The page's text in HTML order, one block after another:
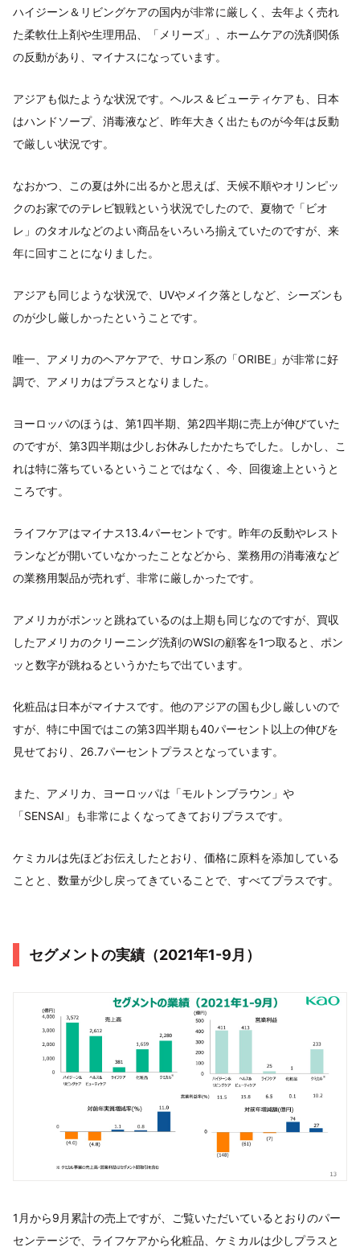
ハイジーン＆リビングケアの国内が非常に厳しく、去年よく売れ
た柔軟仕上剤や生理用品、「メリーズ」、ホームケアの洗剤関係
の反動があり、マイナスになっています。
アジアも似たような状況です。ヘルス＆ビューティケアも、日本
はハンドソープ、消毒液など、昨年大きく出たものが今年は反動
で厳しい状況です。
なおかつ、この夏は外に出るかと思えば、天候不順やオリンピッ
クのお家でのテレビ観戦という状況でしたので、夏物で「ビオ
レ」のタオルなどのよい商品をいろいろ揃えていたのですが、来
年に回すことになりました。
アジアも同じような状況で、UVやメイク落としなど、シーズンも
のが少し厳しかったということです。
唯一、アメリカのヘアケアで、サロン系の「ORIBE」が非常に好
調で、アメリカはプラスとなりました。
ヨーロッパのほうは、第1四半期、第2四半期に売上が伸びていた
のですが、第3四半期は少しお休みしたかたちでした。しかし、こ
れは特に落ちているということではなく、今、回復途上というと
ころです。
ライフケアはマイナス13.4パーセントです。昨年の反動やレスト
ランなどが開いていなかったことなどから、業務用の消毒液など
の業務用製品が売れず、非常に厳しかったです。
アメリカがポンッと跳ねているのは上期も同じなのですが、買収
したアメリカのクリーニング洗剤のWSIの顧客を1つ取ると、ポン
ッと数字が跳ねるというかたちで出ています。
化粧品は日本がマイナスです。他のアジアの国も少し厳しいので
すが、特に中国ではこの第3四半期も40パーセント以上の伸びを
見せており、26.7パーセントプラスとなっています。
また、アメリカ、ヨーロッパは「モルトンブラウン」や
「SENSAI」も非常によくなってきておりプラスです。
ケミカルは先ほどお伝えしたとおり、価格に原料を添加している
ことと、数量が少し戻ってきていることで、すべてプラスです。
セグメントの実績（2021年1-9月）
1月から9月累計の売上ですが、ご覧いただいているとおりのパー
センテージで、ライフケアから化粧品、ケミカルは少しプラスと